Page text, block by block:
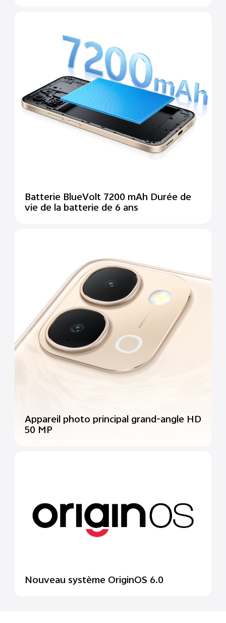
Batterie BlueVolt 7200 mAh Durée de
vie de la batterie de 6 ans
Nouveau système OriginOS 6.0
Appareil photo principal grand-angle HD
50 MP